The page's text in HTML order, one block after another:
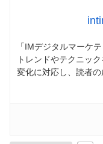
「IMデジタルマーケ
トレンドやテクニッ
変化に対応し、読者